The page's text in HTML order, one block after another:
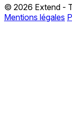
© 2026 Extend -
Mentions légales